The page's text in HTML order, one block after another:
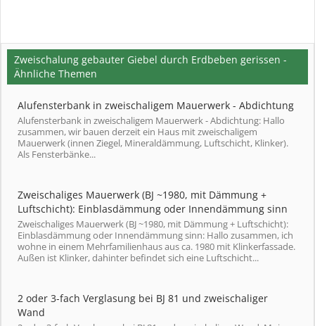
Zweischalung gebauter Giebel durch Erdbeben gerissen -
Ähnliche Themen
Alufensterbank in zweischaligem Mauerwerk - Abdichtung
Alufensterbank in zweischaligem Mauerwerk - Abdichtung: Hallo
zusammen, wir bauen derzeit ein Haus mit zweischaligem
Mauerwerk (innen Ziegel, Mineraldämmung, Luftschicht, Klinker).
Als Fensterbänke...
Zweischaliges Mauerwerk (BJ ~1980, mit Dämmung +
Luftschicht): Einblasdämmung oder Innendämmung sinn
Zweischaliges Mauerwerk (BJ ~1980, mit Dämmung + Luftschicht):
Einblasdämmung oder Innendämmung sinn: Hallo zusammen, ich
wohne in einem Mehrfamilienhaus aus ca. 1980 mit Klinkerfassade.
Außen ist Klinker, dahinter befindet sich eine Luftschicht...
2 oder 3-fach Verglasung bei BJ 81 und zweischaliger
Wand